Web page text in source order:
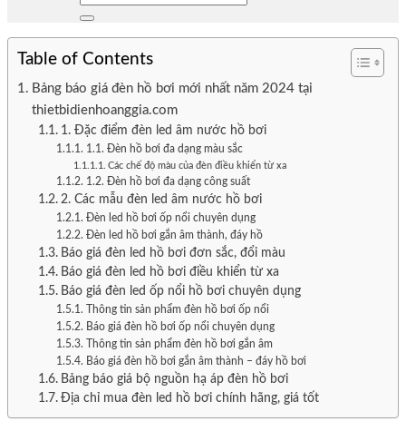
Table of Contents
Bảng báo giá đèn hồ bơi mới nhất năm 2024 tại
thietbidienhoanggia.com
1. Đặc điểm đèn led âm nước hồ bơi
1.1. Đèn hồ bơi đa dạng màu sắc
Các chế độ màu của đèn điều khiển từ xa
1.2. Đèn hồ bơi đa dạng công suất
2. Các mẫu đèn led âm nước hồ bơi
Đèn led hồ bơi ốp nổi chuyên dụng
Đèn led hồ bơi gắn âm thành, đáy hồ
Báo giá đèn led hồ bơi đơn sắc, đổi màu
Báo giá đèn led hồ bơi điều khiển từ xa
Báo giá đèn led ốp nổi hồ bơi chuyên dụng
Thông tin sản phẩm đèn hồ bơi ốp nổi
Báo giá đèn hồ bơi ốp nổi chuyên dụng
Thông tin sản phẩm đèn hồ bơi gắn âm
Báo giá đèn hồ bơi gắn âm thành – đáy hồ bơi
Bảng báo giá bộ nguồn hạ áp đèn hồ bơi
Địa chỉ mua đèn led hồ bơi chính hãng, giá tốt